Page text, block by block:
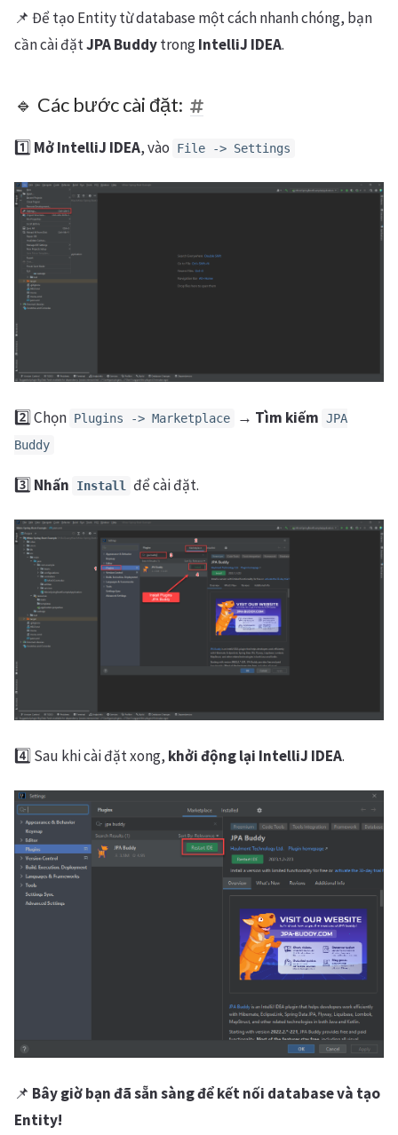
📌 Để tạo Entity từ database một cách nhanh chóng, bạn
cần cài đặtJPA BuddytrongIntelliJ IDEA.
🔹 Các bước cài đặt:
1️⃣ Mở IntelliJ IDEA, vào File -> Settings
2️⃣ Chọn Plugins -> Marketplace → Tìm kiếm JPA
Buddy
3️⃣ Nhấn Install để cài đặt.
4️⃣ Sau khi cài đặt xong, khởi động lại IntelliJ IDEA.
📌 Bây giờ bạn đã sẵn sàng để kết nối database và tạo
Entity!